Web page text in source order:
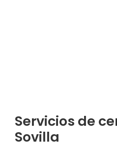
Servicios de
Sovilla